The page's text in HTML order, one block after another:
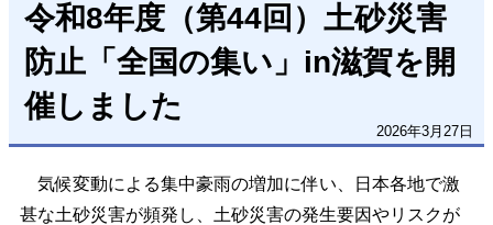
令和8年度（第44回）土砂災害
防止「全国の集い」in滋賀を開
催しました
2026年3月27日
気候変動による集中豪雨の増加に伴い、日本各地で激
甚な土砂災害が頻発し、土砂災害の発生要因やリスクが